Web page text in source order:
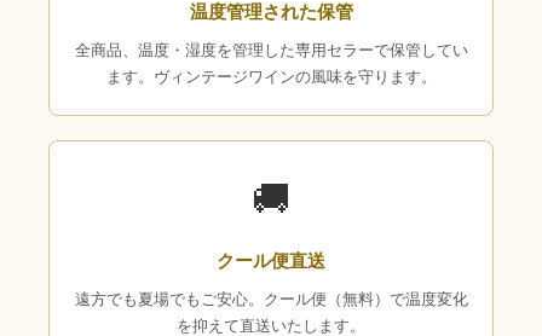
温度管理された保管
全商品、温度・湿度を管理した専用セラーで保管してい
ます。ヴィンテージワインの風味を守ります。
🚚
クール便直送
遠方でも夏場でもご安心。クール便（無料）で温度変化
を抑えて直送いたします。